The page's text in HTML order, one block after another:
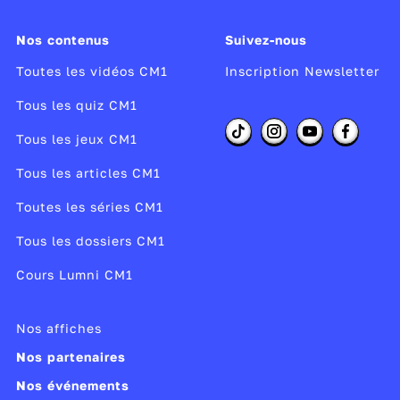
municipal est là pour gérer les affaires de la
commune dont les voies communales, les
écoles, la distribution d'eau, le traitement des
déchets...
Année de copyright :
Modifié le 27/10/25
Nos contenus
Toutes les vidéos CM1
Tous les quiz CM1
Tous les jeux CM1
Tous les articles CM1
Toutes les séries CM1
Tous les dossiers CM1
Cours Lumni CM1
Suivez-nous
Inscription Newsletter
Nos affiches
Nos partenaires
Nos événements